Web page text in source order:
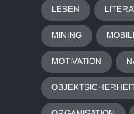
LESEN
MINING
MOTIVATION